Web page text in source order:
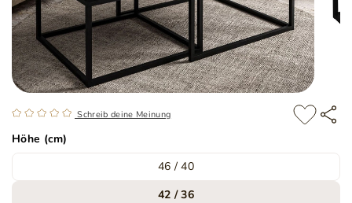
Schreib deine Meinung
Höhe (cm)
46 / 40
42 / 36